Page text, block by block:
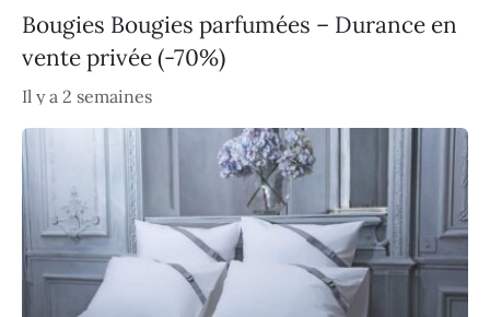
Bougies Bougies parfumées – Durance en
vente privée (-70%)
Il y a 2 semaines